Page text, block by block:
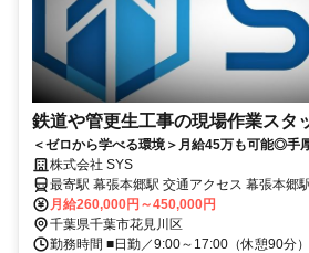
鉄道や管更生工事の現場作業スタ
＜ゼロから学べる環境＞月給45万も可能◎手
株式会社 SYS
最寄駅 幕張本郷駅 交通アクセス 幕張本郷駅より、徒歩20分（車より
5分） 【マイカー・バイク通勤OK！駐車場完備】 敷地内に無料駐車
場を完備しています。
月給260,000円～450,000円
千葉県千葉市花見川区
勤務時間 ■日勤／9:00～17:00（休憩90分